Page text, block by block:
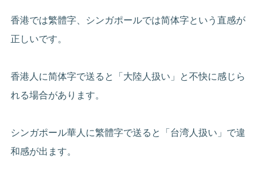
香港では繁體字、シンガポールでは简体字という直感が
正しいです。
香港人に简体字で送ると「大陸人扱い」と不快に感じら
れる場合があります。
シンガポール華人に繁體字で送ると「台湾人扱い」で違
和感が出ます。